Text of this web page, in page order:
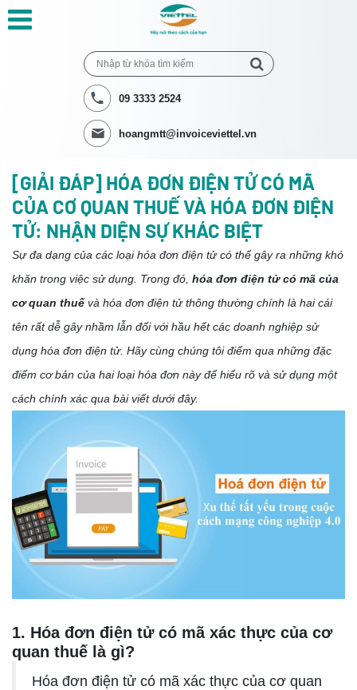
09 3333 2524
hoangmtt@invoiceviettel.vn
[GIẢI ĐÁP] HÓA ĐƠN ĐIỆN TỬ CÓ MÃ
CỦA CƠ QUAN THUẾ VÀ HÓA ĐƠN ĐIỆN
TỬ: NHẬN DIỆN SỰ KHÁC BIỆT
Sự đa dạng của các loại hóa đơn điện tử có thể gây ra những khó
khăn trong việc sử dụng. Trong đó, hóa đơn điện tử có mã của
cơ quan thuếvà hóa đơn điện tử thông thường chính là hai cái
tên rất dễ gây nhầm lẫn đối với hầu hết các doanh nghiệp sử
dụng hóa đơn điện tử. Hãy cùng chúng tôi điểm qua những đặc
điểm cơ bản của hai loại hóa đơn này để hiểu rõ và sử dụng một
cách chính xác qua bài viết dưới đây.
1. Hóa đơn điện tử có mã xác thực của cơ
quan thuế là gì?
Hóa đơn điện tử có mã xác thực của cơ quan